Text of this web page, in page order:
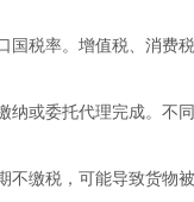
国税率。增值税、消费
纳或委托代理完成。不
不缴税，可能导致货物